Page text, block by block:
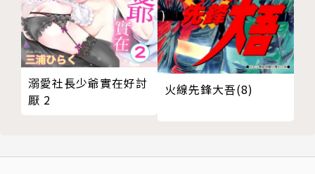
溺愛社長少爺實在好討
厭 2
火線先鋒大吾(8)